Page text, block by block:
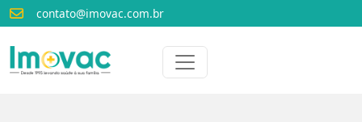
contato@imovac.com.br
Voltar para o início